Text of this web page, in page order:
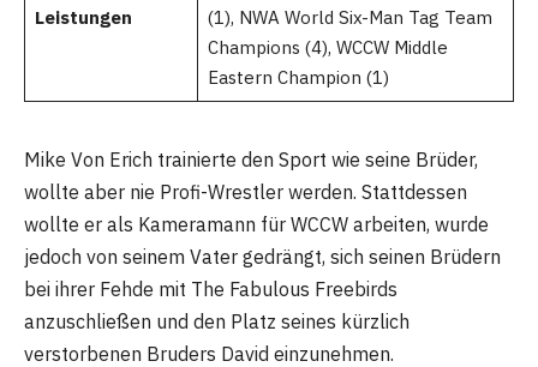
Leistungen
(1), NWA World Six-Man Tag Team
Champions (4), WCCW Middle
Eastern Champion (1)
Mike Von Erich trainierte den Sport wie seine Brüder,
wollte aber nie Profi-Wrestler werden. Stattdessen
wollte er als Kameramann für WCCW arbeiten, wurde
jedoch von seinem Vater gedrängt, sich seinen Brüdern
bei ihrer Fehde mit The Fabulous Freebirds
anzuschließen und den Platz seines kürzlich
verstorbenen Bruders David einzunehmen.